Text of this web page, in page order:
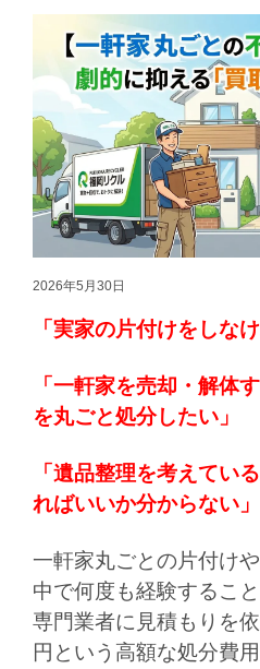
2026年5月30日
「実家の片付けをしな
「一軒家を売却・解体
を丸ごと処分したい」
「遺品整理を考えてい
ればいいか分からない」
一軒家丸ごとの片付け
中で何度も経験するこ
専門業者に見積もりを
円という高額な処分費